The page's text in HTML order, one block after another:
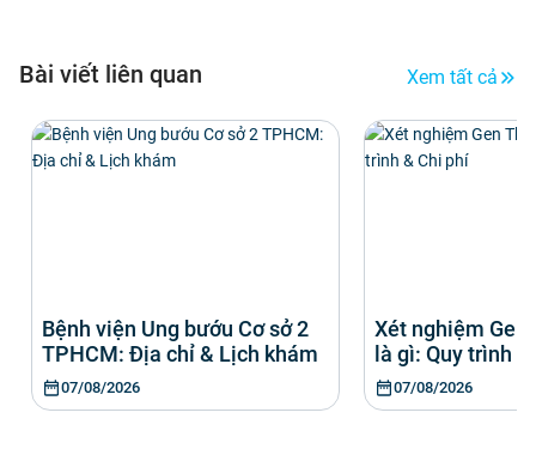
Bài viết liên quan Xem tất cả
Bệnh viện Ung bướu Cơ sở 2
TPHCM: Địa chỉ & Lịch khám
07/08/2026
Xét nghiệm
là gì: Quy trình
07/08/2026